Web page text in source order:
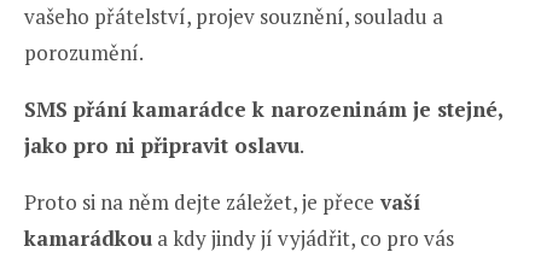
vašeho přátelství, projev souznění, souladu a
porozumění.
SMS přání kamarádce k narozeninám je stejné,
jako pro ni připravit oslavu.
Proto si na něm dejte záležet, je přece vaší
kamarádkou a kdy jindy jí vyjádřit, co pro vás